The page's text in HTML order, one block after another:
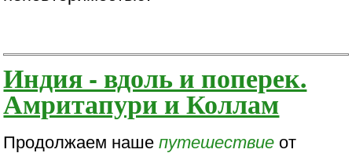
Индия - вдоль и поперек.
Амритапури и Коллам
Продолжаем нашепутешествие от